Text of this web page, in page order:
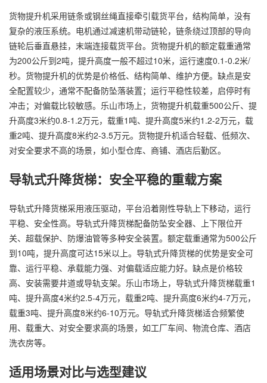
货物提升机采用链条或钢丝绳直接牵引载货平台，结构简单，没有
复杂的液压系统。电机通过减速机带动链轮，链条绕过顶部的导向
链轮后垂直悬挂，末端连接载货平台。货物提升机的额定载重通常
为200公斤到2吨，提升高度一般不超过10米，运行速度0.1-0.2米/
秒。货物提升机的优势是价格低、结构简单、维护方便。缺点是安
全配置较少，通常不配备防坠落装置；运行平稳性较差，启停时有
冲击；对偏载比较敏感。乐山市场上，货物提升机载重500公斤、提
升高度3米约0.8-1.2万元，载重1吨、提升高度5米约1.2-2万元，载
重2吨、提升高度8米约2-3.5万元。货物提升机适合轻载、低频次、
对安全要求不高的场景，如小型仓库、商铺、酒店后勤区。
导轨式升降货梯：安全平稳的重载方案
导轨式升降货梯采用液压驱动，平台沿着刚性导轨上下移动，运行
平稳、安全性高。导轨式升降货梯配备防坠安全器、上下限位开
关、超载保护、防爆油管等多种安全装置。额定载重通常为500公斤
到10吨，提升高度可达15米以上。导轨式升降货梯的优势是安全可
靠、运行平稳、承载能力强、对偏载适应能力好。缺点是价格较
高、安装需要井道或导轨支架。乐山市场上，导轨式升降货梯载重1
吨、提升高度4米约2.5-4万元，载重2吨、提升高度6米约4-7万元，
载重3吨、提升高度8米约6-10万元。导轨式升降货梯适合频繁使
用、载重大、对安全要求高的场景，如工厂车间、物流仓库、酒店
洗衣房等。
适用场景对比与选型建议